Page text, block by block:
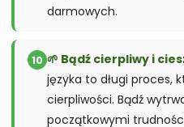
darmowych.
10 🌱 Bądź cierpliwy i
języka to długi proces,
cierpliwości. Bądź
początkowymi